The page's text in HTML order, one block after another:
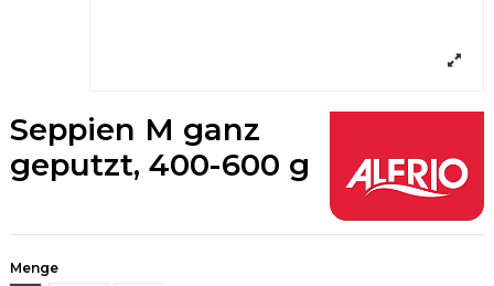
Seppien M ganz
geputzt, 400-600 g
Menge